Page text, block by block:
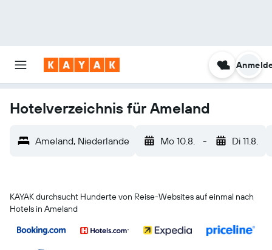
Hotelverzeichnis für Ameland
Ameland, Niederlande Mo 10.8. - Di 11.8.
KAYAK durchsucht Hunderte von Reise-Websites auf einmal nach
Hotels in Ameland